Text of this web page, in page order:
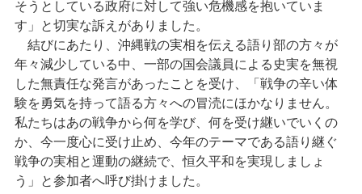
そうとしている政府に対して強い危機感を抱いていま
す」と切実な訴えがありました。
結びにあたり、沖縄戦の実相を伝える語り部の方々が
年々減少している中、一部の国会議員による史実を無視
した無責任な発言があったことを受け、「戦争の辛い体
験を勇気を持って語る方々への冒涜にほかなりません。
私たちはあの戦争から何を学び、何を受け継いでいくの
か、今一度心に受け止め、今年のテーマである語り継ぐ
戦争の実相と運動の継続で、恒久平和を実現しましょ
う」と参加者へ呼び掛けました。